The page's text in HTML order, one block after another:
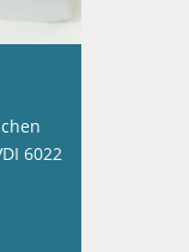
6022